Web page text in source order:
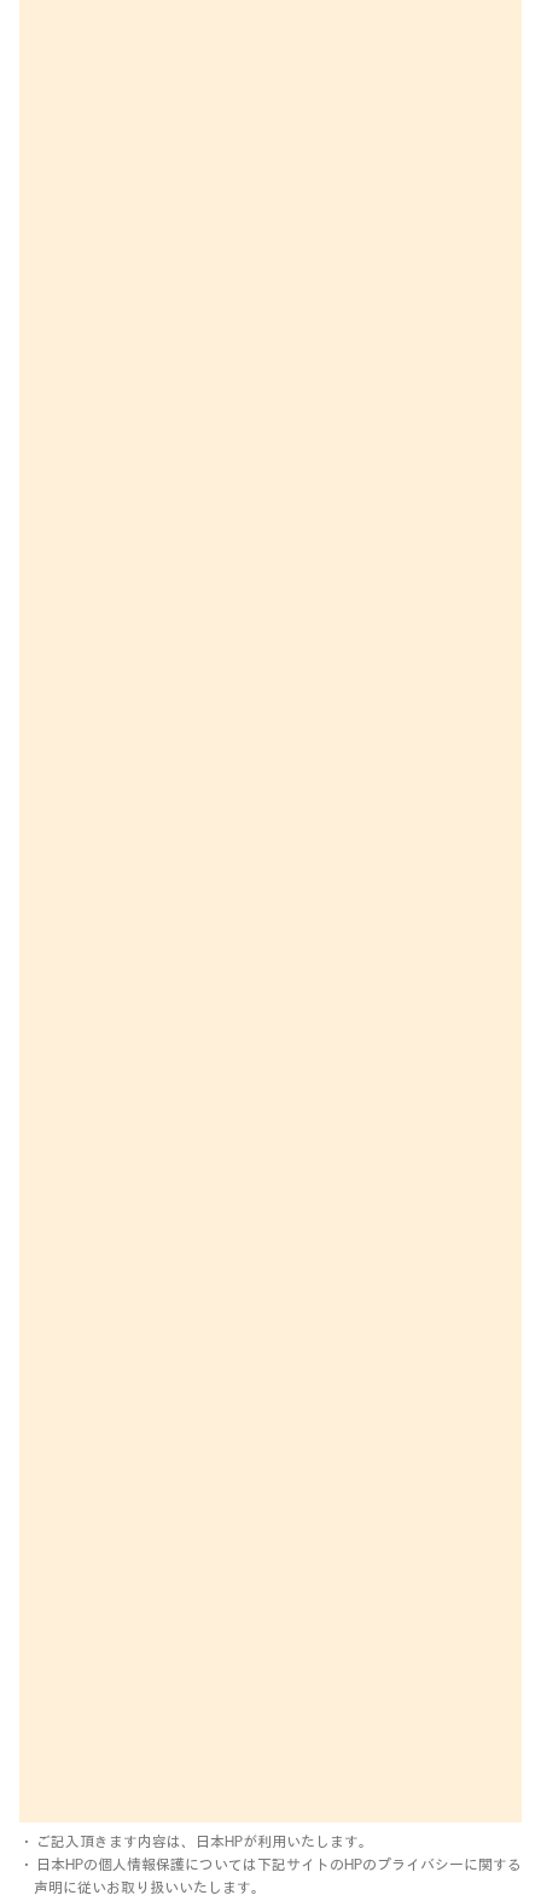
・ ご記入頂きます内容は、日本HPが利用いたします。
・ 日本HPの個人情報保護については下記サイトのHPのプライバシーに関する
声明に従いお取り扱いいたします。